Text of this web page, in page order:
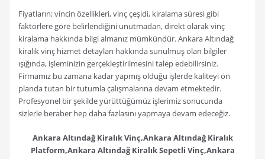
Fiyatların; vincin özellikleri, vinç çeşidi, kiralama süresi gibi
faktörlere göre belirlendiğini unutmadan, direkt olarak vinç
kiralama hakkında bilgi almanız mümkündür. Ankara Altındağ
kiralık vinç hizmet detayları hakkında sunulmuş olan bilgiler
ışığında, işleminizin gerçekleştirilmesini talep edebilirsiniz.
Firmamız bu zamana kadar yapmış olduğu işlerde kaliteyi ön
planda tutan bir tutumla çalışmalarına devam etmektedir.
Profesyonel bir şekilde yürüttüğümüz işlerimiz sonucunda
sizlerle beraber hep daha fazlasını yapmaya devam edeceğiz.
Ankara Altındağ Kiralık Vinç,Ankara Altındağ Kiralık
Platform,Ankara Altındağ Kiralık Sepetli Vinç,Ankara